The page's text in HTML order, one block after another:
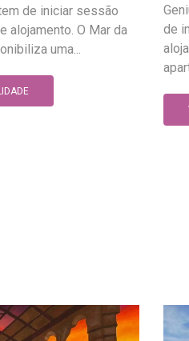
de iniciar sessão
alojamento. O Mar da
uma...
de